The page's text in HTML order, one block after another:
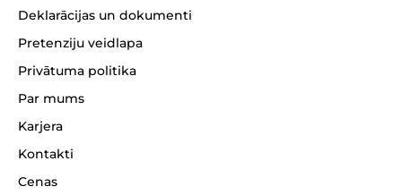
Deklarācijas un dokumenti
Pretenziju veidlapa
Privātuma politika
Par mums
Karjera
Kontakti
Cenas